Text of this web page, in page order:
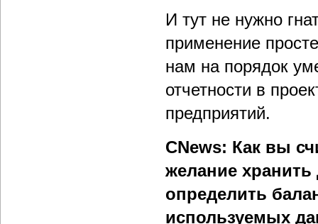
И тут не нужно
применение
нам на порядок
отчетности в
предприятий.
CNews: Как вы
желание
определить
используемых